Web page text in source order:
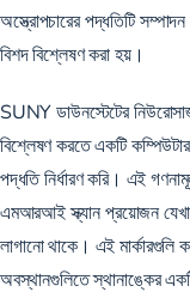
অস্ত্রোপচারের পদ্ধতিটি
বিশদ বিশ্লেষণ করা হয়।
SUNY ডাউনস্টেটের
বিশ্লেষণ করতে একটি
পদ্ধতি নির্ধারণ করি। এই
এমআরআই স্ক্যান প্রয়োজন
লাগানো থাকে। এই মার্কারগুলি
অবস্থানগুলিতে স্থানাঙ্কের